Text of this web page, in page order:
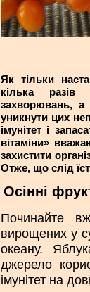
Як тільки
кілька разів
захворювань, а
уникнути цих
імунітет і
вітаміни»
захистити
Отже, що слід
Осінні
Починайте
вирощених у
океану.
джерело
імунітет на